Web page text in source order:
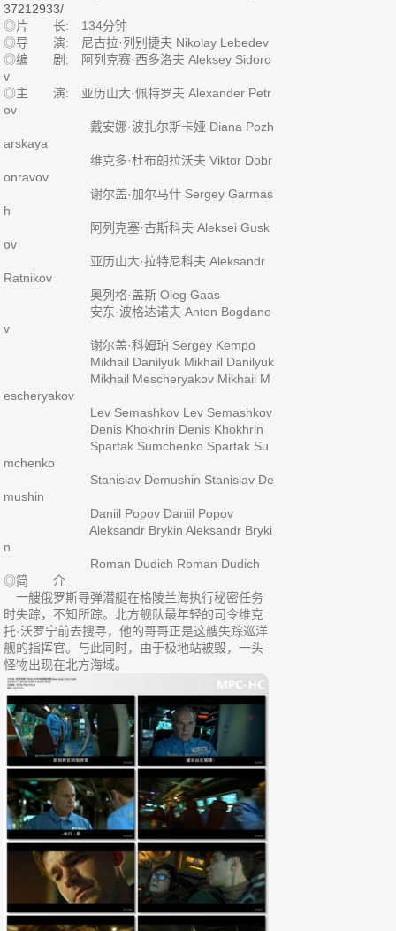
37212933/
◎片 长: 134分钟
◎导 演: 尼古拉·列别捷夫 Nikolay Lebedev
◎编 剧: 阿列克赛·西多洛夫 Aleksey Sidoro
v
◎主 演: 亚历山大·佩特罗夫 Alexander Petr
ov
戴安娜·波扎尔斯卡娅 Diana Pozh
arskaya
维克多·杜布朗拉沃夫 Viktor Dobr
onravov
谢尔盖·加尔马什 Sergey Garmas
h
阿列克塞·古斯科夫 Aleksei Gusk
ov
亚历山大·拉特尼科夫 Aleksandr
Ratnikov
奥列格·盖斯 Oleg Gaas
安东·波格达诺夫 Anton Bogdano
v
谢尔盖·科姆珀 Sergey Kempo
Mikhail Danilyuk Mikhail Danilyuk
Mikhail Mescheryakov Mikhail M
escheryakov
Lev Semashkov Lev Semashkov
Denis Khokhrin Denis Khokhrin
Spartak Sumchenko Spartak Su
mchenko
Stanislav Demushin Stanislav De
mushin
Daniil Popov Daniil Popov
Aleksandr Brykin Aleksandr Bryki
n
Roman Dudich Roman Dudich
◎简 介
一艘俄罗斯导弹潜艇在格陵兰海执行秘密任务
时失踪，不知所踪。北方舰队最年轻的司令维克
托·沃罗宁前去搜寻，他的哥哥正是这艘失踪巡洋
舰的指挥官。与此同时，由于极地站被毁，一头
怪物出现在北方海域。